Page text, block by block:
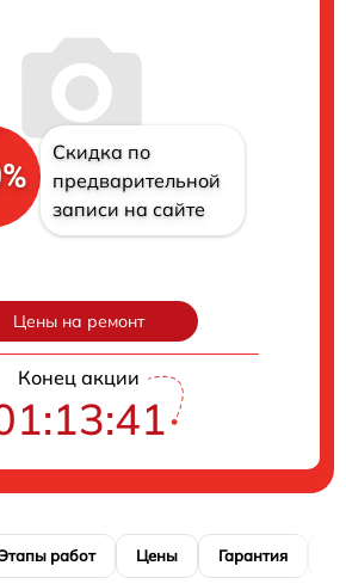
Скидка по
предварительной
записи на сайте
Цены на ремонт
Конец акции
работ Цены Гарантия